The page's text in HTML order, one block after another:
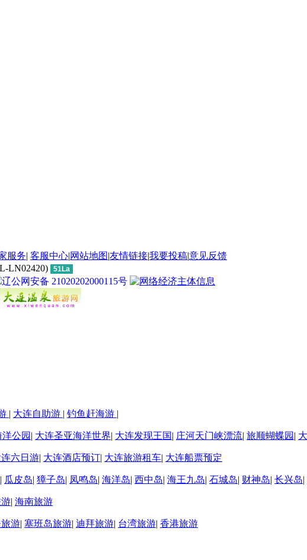
服务| 客服中心|网站地图|友情链接|我要投稿|意见反馈
LN02420) 51La
辽公网安备 21020202000115号
| 大连自助游 | 钓鱼赶海游 |
公园 | 大连圣亚海洋世界| 大连发现王国| 庄河天门峡漂流| 旅顺蝴蝶园 |
连六日游| 大连酒店预订| 大连旅游租车| 大连船票预定
| 瓜皮岛| 獐子岛| 凤鸣岛| 海洋岛| 西中岛| 海王九岛| 石城岛| 财神岛| 长兴岛|
| 海南旅游
游| 塞班岛旅游| 迪拜旅游| 台湾旅游| 香港旅游